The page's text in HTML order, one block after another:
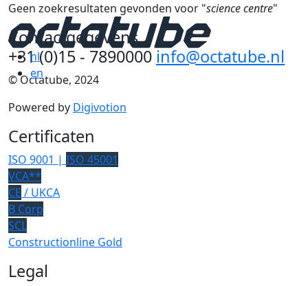
nl
en
Geen zoekresultaten gevonden voor "science centre"
Contactgegevens
+31 (0)15 - 7890000 info@octatube.nl
© Octatube, 2024
Powered by Digivotion
Certificaten
ISO 9001 | ISO 45001
VCA**
CE / UKCA
B Corp
SCL
Constructionline Gold
Legal